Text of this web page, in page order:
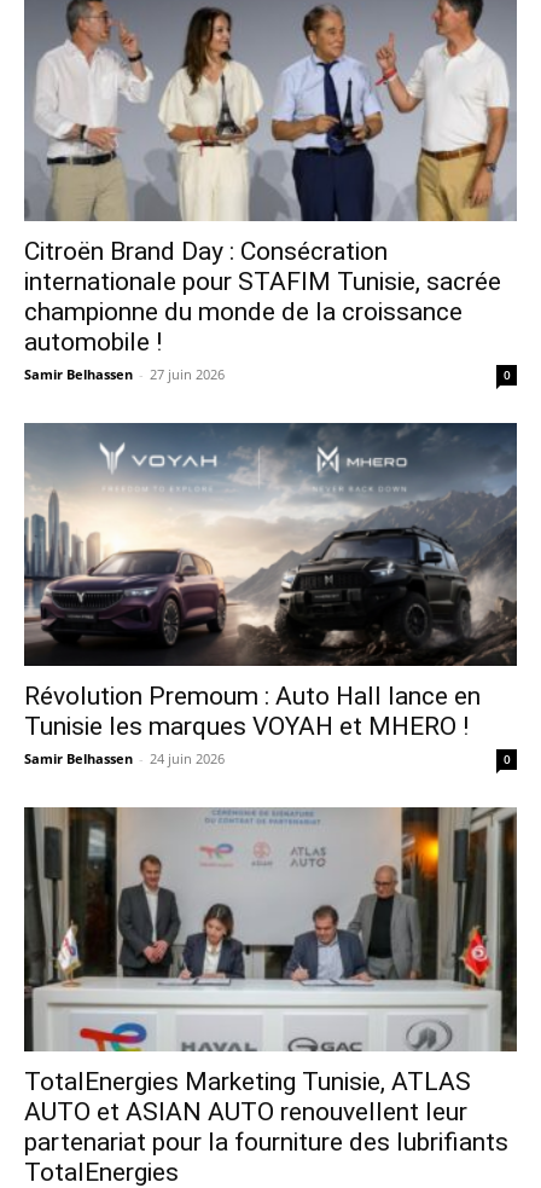
Citroën Brand Day : Consécration
internationale pour STAFIM Tunisie, sacrée
championne du monde de la croissance
automobile !
Samir Belhassen - 27 juin 2026 0
Révolution Premoum : Auto Hall lance en
Tunisie les marques VOYAH et MHERO !
Samir Belhassen - 24 juin 2026 0
TotalEnergies Marketing Tunisie, ATLAS
AUTO et ASIAN AUTO renouvellent leur
partenariat pour la fourniture des lubrifiants
TotalEnergies